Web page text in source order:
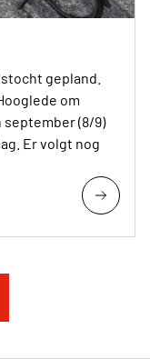
gepland.
om
september (8/9)
Er volgt nog